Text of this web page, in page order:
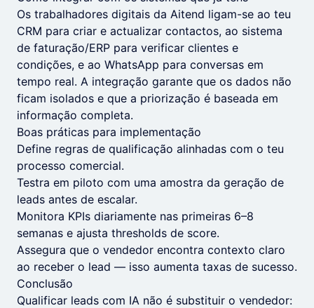
Os trabalhadores digitais da Aitend ligam-se ao teu
CRM para criar e actualizar contactos, ao sistema
de faturação/ERP para verificar clientes e
condições, e ao WhatsApp para conversas em
tempo real. A integração garante que os dados não
ficam isolados e que a priorização é baseada em
informação completa.
Boas práticas para implementação
Define regras de qualificação alinhadas com o teu
processo comercial.
Testra em piloto com uma amostra da geração de
leads antes de escalar.
Monitora KPIs diariamente nas primeiras 6–8
semanas e ajusta thresholds de score.
Assegura que o vendedor encontra contexto claro
ao receber o lead — isso aumenta taxas de sucesso.
Conclusão
Qualificar leads com IA não é substituir o vendedor: